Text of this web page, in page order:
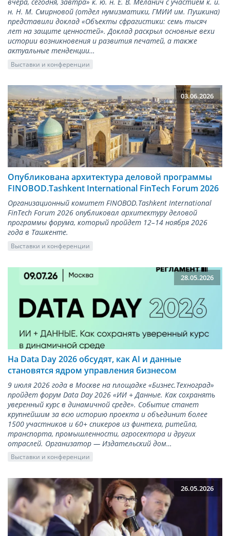
н. Н. М. Смирновой (отдел нумизматики, ГМИИ им. Пушкина)
представили доклад «Объекты сфрагистики: семь тысяч
лет на защите ценностей». Доклад раскрыл основные вехи
истории возникновения и развития печатей, а также
актуальные тенденции…
Выставки и конференции
03.06.2026
Опубликована архитектура деловой программы
FINOBOD.Tashkent International FinTech Forum 2026
Организационный комитет FINOBOD.Tashkent International
FinTech Forum 2026 опубликовал архитектуру деловой
программы форума, который пройдет 12–14 ноября 2026
года в Ташкенте.
Выставки и конференции
28.05.2026
На Data Day 2026 обсудят, как AI и данные
становятся ядром управления бизнесом
9 июля 2026 года в Москве на площадке «Бизнес.Техноград»
пройдет форум Data Day 2026 «ИИ + Данные. Как сохранять
уверенный курс в динамичной среде». Событие станет
крупнейшим за всю историю проекта и объединит более
1500 участников и 60+ спикеров из финтеха, ритейла,
транспорта, промышленности, агросектора и других
отраслей. Организатор — Издательский дом…
Выставки и конференции
26.05.2026